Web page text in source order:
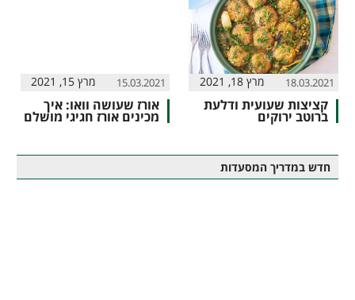
18.03.2021 מרץ 18, 2021
קציצות שעועית ודלעת
ברוטב ירוקים
15.03.2021 מרץ 15, 2021
אורז שעושה וואו: איך
מכינים אורז חגיגי מושלם
חדש במדריך המסעדות